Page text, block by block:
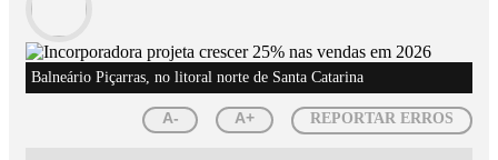
Balneário Piçarras, no litoral norte de Santa Catarina
A- A+ REPORTAR ERROS